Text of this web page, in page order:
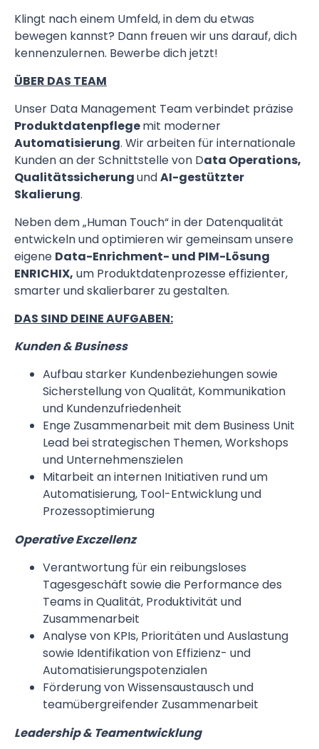
Klingt nach einem Umfeld, in dem du etwas
bewegen kannst? Dann freuen wir uns darauf, dich
kennenzulernen. Bewerbe dich jetzt!
ÜBER DAS TEAM
Unser Data Management Team verbindet präzise
Produktdatenpflegemit moderner
Automatisierung. Wir arbeiten für internationale
Kunden an der Schnittstelle von Data Operations,
QualitätssicherungundAI-gestützter
Skalierung.
Neben dem „Human Touch“ in der Datenqualität
entwickeln und optimieren wir gemeinsam unsere
eigene Data-Enrichment- und PIM-Lösung
ENRICHIX, um Produktdatenprozesse effizienter,
smarter und skalierbarer zu gestalten.
DAS SIND DEINE AUFGABEN:
Kunden & Business
Aufbau starker Kundenbeziehungen sowie
Sicherstellung von Qualität, Kommunikation
und Kundenzufriedenheit
Enge Zusammenarbeit mit dem Business Unit
Lead bei strategischen Themen, Workshops
und Unternehmenszielen
Mitarbeit an internen Initiativen rund um
Automatisierung, Tool-Entwicklung und
Prozessoptimierung
Operative Exczellenz
Verantwortung für ein reibungsloses
Tagesgeschäft sowie die Performance des
Teams in Qualität, Produktivität und
Zusammenarbeit
Analyse von KPIs, Prioritäten und Auslastung
sowie Identifikation von Effizienz- und
Automatisierungspotenzialen
Förderung von Wissensaustausch und
teamübergreifender Zusammenarbeit
Leadership & Teamentwicklung